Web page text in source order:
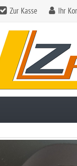
Zur Kasse Ihr